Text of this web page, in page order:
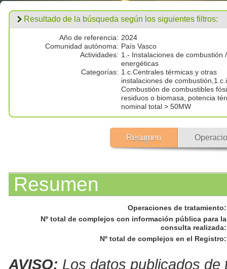
Resultado de la búsqueda según los siguientes filtros:
Año de referencia: 2024
Comunidad autónoma: País Vasco
Actividades: 1.- Instalaciones de combustión /
energéticas
Categorías: 1.c.Centrales térmicas y otras
instalaciones de
Combustión de combustibles
residuos o biomasa, potencia
nominal total > 50MW
Resumen
Resumen
Operaciones de tratamiento:
Nº total de complejos con información pública para la
consulta realizada:
Nº total de complejos en el Registro:
AVISO: Los datos publicados